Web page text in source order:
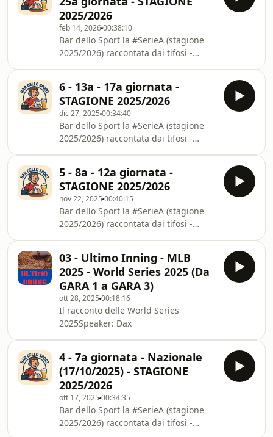
2025/2026
feb 14, 202600:38:10
Bar dello Sport la #SerieA (stagione
2025/2026) raccontata dai tifosi -
6 - 13a - 17a giornata -
STAGIONE 2025/2026
dic 27, 2025 00:34:40
Bar dello Sport la #SerieA (stagione
2025/2026) raccontata dai tifosi -
5 - 8a - 12a giornata -
STAGIONE 2025/2026
nov 22, 2025 00:40:15
Bar dello Sport la #SerieA (stagione
2025/2026) raccontata dai tifosi -
03 - Ultimo Inning - MLB
2025 - World Series 2025 (Da
GARA 1 a GARA 3)
ott 28, 2025 00:18:16
Il racconto delle World Series
2025Speaker: Dax
4 - 7a giornata - Nazionale
(17/10/2025) - STAGIONE
2025/2026
ott 17, 2025 00:34:35
Bar dello Sport la #SerieA (stagione
2025/2026) raccontata dai tifosi -